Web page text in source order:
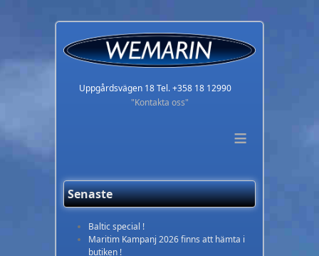
Uppgårdsvägen 18 Tel. +358 18 12990
"Kontakta oss"
≡
Senaste
Baltic special !
Maritim Kampanj 2026 finns att hämta i
butiken !